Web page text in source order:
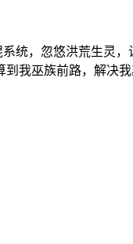
统，忽悠洪荒生灵
我巫族前路，解决